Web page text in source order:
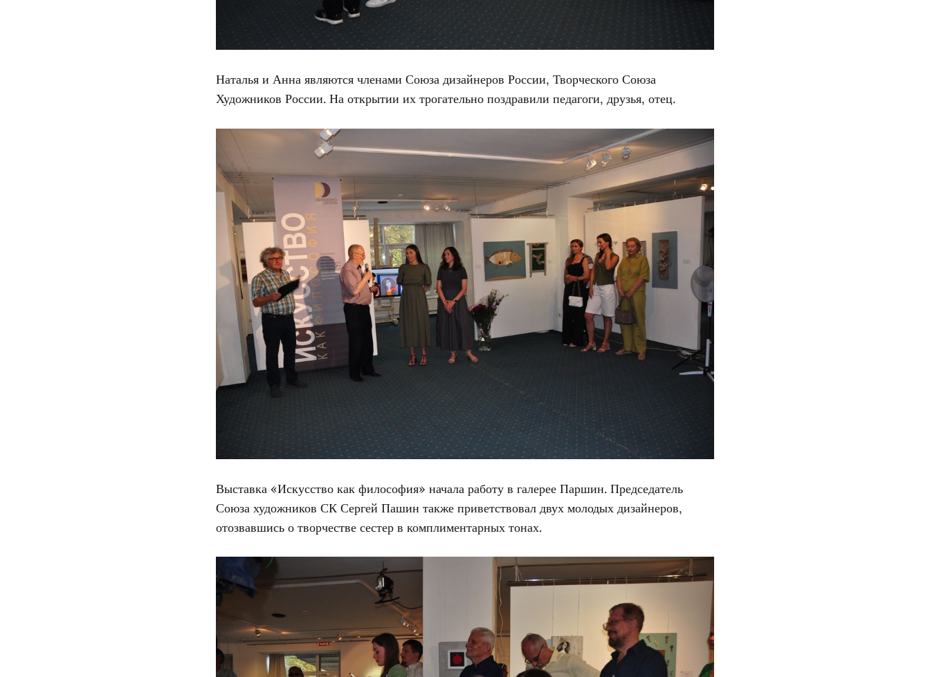
Наталья и Анна являются членами Союза дизайнеров России, Творческого Союза
Художников России. На открытии их трогательно поздравили педагоги, друзья, отец.
Выставка «Искусство как философия» начала работу в галерее Паршин. Председатель
Союза художников СК Сергей Пашин также приветствовал двух молодых дизайнеров,
отозвавшись о творчестве сестер в комплиментарных тонах.